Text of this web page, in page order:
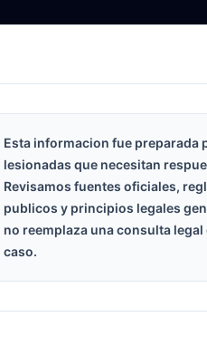
Esta informacion fue preparada
lesionadas que necesitan
Revisamos fuentes oficiales,
publicos y principios legales
no reemplaza una consulta
caso.